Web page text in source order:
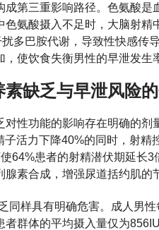
成第三重影响路径。色氨酸是
色氨酸摄入不足时，大脑射精
多巴胺代谢，导致性快感传
使饮食失衡男性的早泄发生
素缺乏与早泄风险
对性功能的影响存在明确的
子活力下降40%的同时，射
64%患者的射精潜伏期延长
腺素合成，增强尿道括约肌的
同样具有明确危害。成人男
者群体的平均摄入量仅为